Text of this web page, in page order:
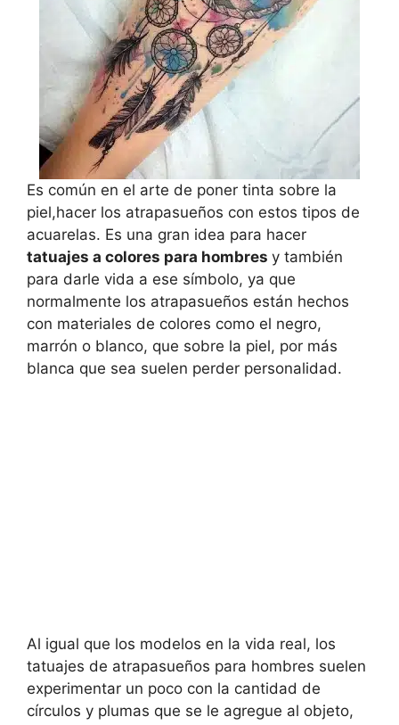
Es común en el arte de poner tinta sobre la
piel,hacer los atrapasueños con estos tipos de
acuarelas. Es una gran idea para hacer
tatuajes a colores para hombres y también
para darle vida a ese símbolo, ya que
normalmente los atrapasueños están hechos
con materiales de colores como el negro,
marrón o blanco, que sobre la piel, por más
blanca que sea suelen perder personalidad.
Al igual que los modelos en la vida real, los
tatuajes de atrapasueños para hombres suelen
experimentar un poco con la cantidad de
círculos y plumas que se le agregue al objeto,